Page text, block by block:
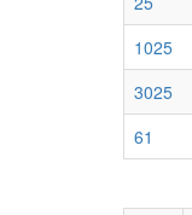
1025
3025
61